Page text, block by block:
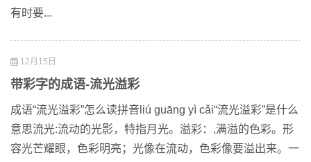
有时要...
12月15日
带彩字的成语-流光溢彩
成语“流光溢彩”怎么读拼音liú guāng yì cǎi“流光溢彩”是什么
意思流光:流动的光影，特指月光。溢彩：,满溢的色彩。形
容光芒耀眼，色彩明亮；光像在流动，色彩像要溢出来。一